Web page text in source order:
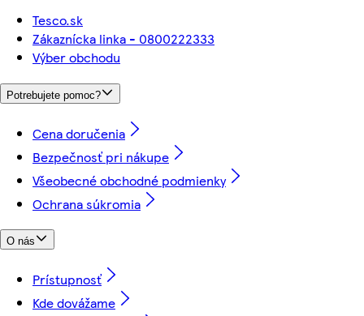
Tesco.sk
Zákaznícka linka - 0800222333
Výber obchodu
Potrebujete pomoc?
Cena doručenia
Bezpečnosť pri nákupe
Všeobecné obchodné podmienky
Ochrana súkromia
O nás
Prístupnosť
Kde dovážame